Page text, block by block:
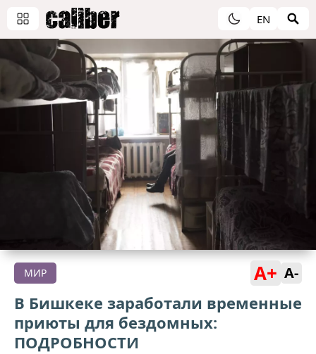
EN
МИР A+ A-
В Бишкеке заработали временные
приюты для бездомных:
ПОДРОБНОСТИ